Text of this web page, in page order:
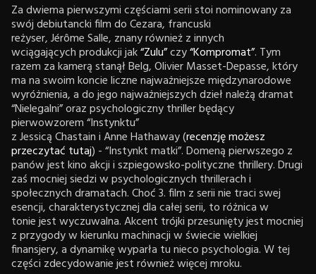
Za dwiema pierwszymi częściami serii stoi nominowany za
swój debiutancki film do Cezara, francuski
reżyser, Jérôme Salle, znany również z innych
wciągających produkcji jak“Zulu”czy“Kompromat”. Tym
razem za kamerą stanął Belg, Olivier Masset-Depasse, który
ma na swoim koncie liczne najważniejsze międzynarodowe
wyróżnienia, a do jego najważniejszych dzieł należą dramat
“Nielegalni” oraz psychologiczny thriller będący
pierwowzorem “Instynktu”
z Jessicą Chastain i Anne Hathaway (recenzję możesz
przeczytać tutaj) - “Instynkt matki”. Domeną pierwszego z
panów jest kino akcji i szpiegowsko-polityczne thrillery. Drugi
zaś mocniej siedzi w psychologicznych thrillerach i
społecznych dramatach. Choć 3. film z serii nie traci swej
esencji, charakterystycznej dla całej serii, to różnica w
tonie jest wyczuwalna. Akcent trójki przesunięty jest mocniej
z przygody w kierunku machinacji w świecie wielkiej
finansjery, a dynamikę wyparła tu nieco psychologia. W tej
części zdecydowanie jest również więcej mroku.